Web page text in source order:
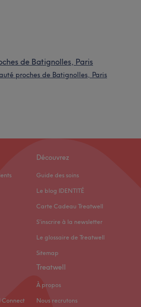
de Batignolles, Paris
proches de Batignolles, Paris
Découvrez
Guide des soins
Le blog IDENTITÉ
Carte Cadeau Treatwell
S'inscrire à la newsletter
Le glossaire de Treatwell
Sitemap
Treatwell
À propos
Nous recrutons